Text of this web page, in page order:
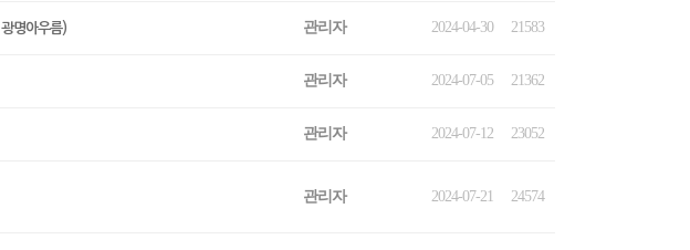
명아우름) 관리자 2024-04-30 21583
관리자 2024-07-05 21362
관리자 2024-07-12 23052
관리자 2024-07-21 24574